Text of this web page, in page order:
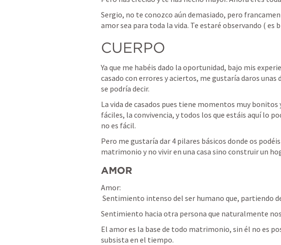
Sergio, no te conozco aún demasiado, pero
amor sea para toda la vida. Te estaré observando ( es
CUERPO
Ya que me habéis dado la oportunidad, bajo mis
casado con errores y aciertos, me gustaría daros unas
se podría decir.
La vida de casados pues tiene momentos muy
fáciles, la convivencia, y todos los que estáis aquí lo
no es fácil.
Pero me gustaría dar 4 pilares básicos donde os
matrimonio y no vivir en una casa sino construir un
AMOR
Amor:
Sentimiento intenso del ser humano que, partiendo
Sentimiento hacia otra persona que naturalmente nos
El amor es la base de todo matrimonio, sin él no es
subsista en el tiempo.